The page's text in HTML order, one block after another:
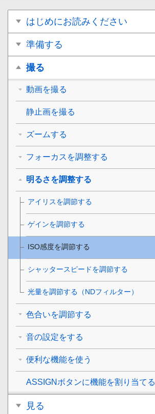
はじめにお読みください
準備する
撮る
動画を撮る
静止画を撮る
ズームする
フォーカスを調整する
明るさを調整する
アイリスを調節する
ゲインを調節する
ISO感度を調節する
シャッタースピードを調節する
光量を調節する（NDフィルター）
色合いを調節する
音の設定をする
便利な機能を使う
ASSIGNボタンに機能を割り当てる
見る